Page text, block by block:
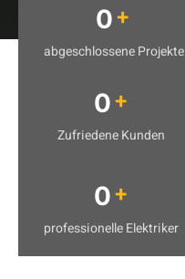
0+
abgeschlossene Projekte
0+
Zufriedene Kunden
0+
professionelle Elektriker